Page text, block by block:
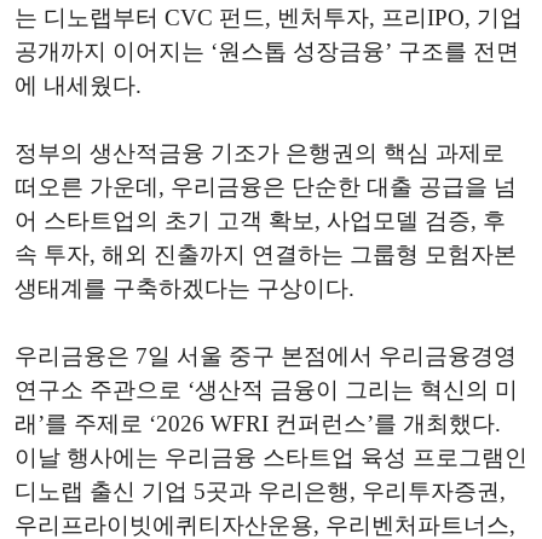
는 디노랩부터 CVC 펀드, 벤처투자, 프리IPO, 기업
공개까지 이어지는 ‘원스톱 성장금융’ 구조를 전면
에 내세웠다.
정부의 생산적금융 기조가 은행권의 핵심 과제로
떠오른 가운데, 우리금융은 단순한 대출 공급을 넘
어 스타트업의 초기 고객 확보, 사업모델 검증, 후
속 투자, 해외 진출까지 연결하는 그룹형 모험자본
생태계를 구축하겠다는 구상이다.
우리금융은 7일 서울 중구 본점에서 우리금융경영
연구소 주관으로 ‘생산적 금융이 그리는 혁신의 미
래’를 주제로 ‘2026 WFRI 컨퍼런스’를 개최했다.
이날 행사에는 우리금융 스타트업 육성 프로그램인
디노랩 출신 기업 5곳과 우리은행, 우리투자증권,
우리프라이빗에퀴티자산운용, 우리벤처파트너스,